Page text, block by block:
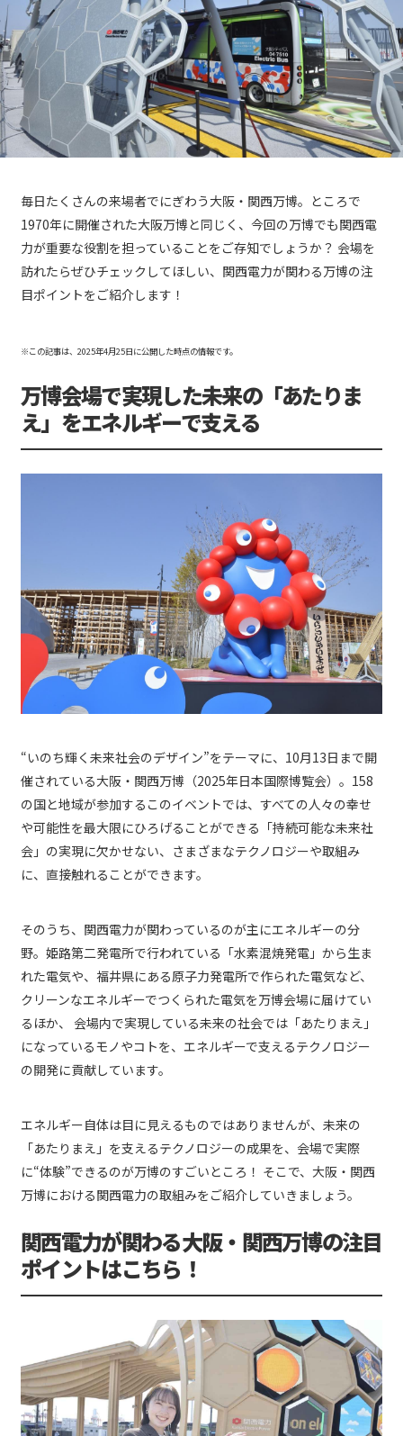
毎日たくさんの来場者でにぎわう大阪・関西万博。ところで
1970年に開催された大阪万博と同じく、今回の万博でも関西電
力が重要な役割を担っていることをご存知でしょうか？ 会場を
訪れたらぜひチェックしてほしい、関西電力が関わる万博の注
目ポイントをご紹介します！
※この記事は、2025年4月25日に公開した時点の情報です。
万博会場で実現した未来の「あたりま
え」をエネルギーで支える
“いのち輝く未来社会のデザイン”をテーマに、10月13日まで開
催されている大阪・関西万博（2025年日本国際博覧会）。158
の国と地域が参加するこのイベントでは、すべての人々の幸せ
や可能性を最大限にひろげることができる「持続可能な未来社
会」の実現に欠かせない、さまざまなテクノロジーや取組み
に、直接触れることができます。
そのうち、関西電力が関わっているのが主にエネルギーの分
野。姫路第二発電所で行われている「水素混焼発電」から生ま
れた電気や、福井県にある原子力発電所で作られた電気など、
クリーンなエネルギーでつくられた電気を万博会場に届けてい
るほか、 会場内で実現している未来の社会では「あたりまえ」
になっているモノやコトを、エネルギーで支えるテクノロジー
の開発に貢献しています。
エネルギー自体は目に見えるものではありませんが、未来の
「あたりまえ」を支えるテクノロジーの成果を、会場で実際
に“体験”できるのが万博のすごいところ！ そこで、大阪・関西
万博における関西電力の取組みをご紹介していきましょう。
関西電力が関わる大阪・関西万博の注目
ポイントはこちら！